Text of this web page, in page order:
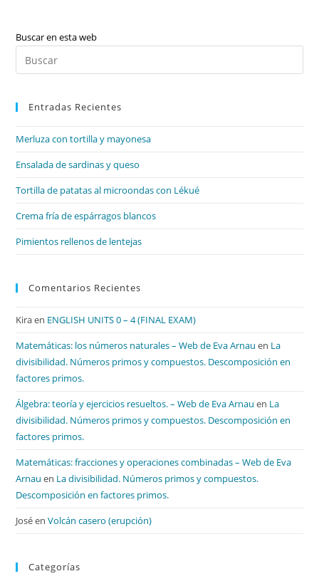
Buscar en esta web
Entradas Recientes
Merluza con tortilla y mayonesa
Ensalada de sardinas y queso
Tortilla de patatas al microondas con Lékué
Crema fría de espárragos blancos
Pimientos rellenos de lentejas
Comentarios Recientes
Kiraen ENGLISH UNITS 0 – 4 (FINAL EXAM)
Matemáticas: los números naturales – Web de Eva Arnau en La
divisibilidad. Números primos y compuestos. Descomposición en
factores primos.
Álgebra: teoría y ejercicios resueltos. – Web de Eva Arnau en La
divisibilidad. Números primos y compuestos. Descomposición en
factores primos.
Matemáticas: fracciones y operaciones combinadas – Web de Eva
Arnau en La divisibilidad. Números primos y compuestos.
Descomposición en factores primos.
JoséenVolcán casero (erupción)
Categorías